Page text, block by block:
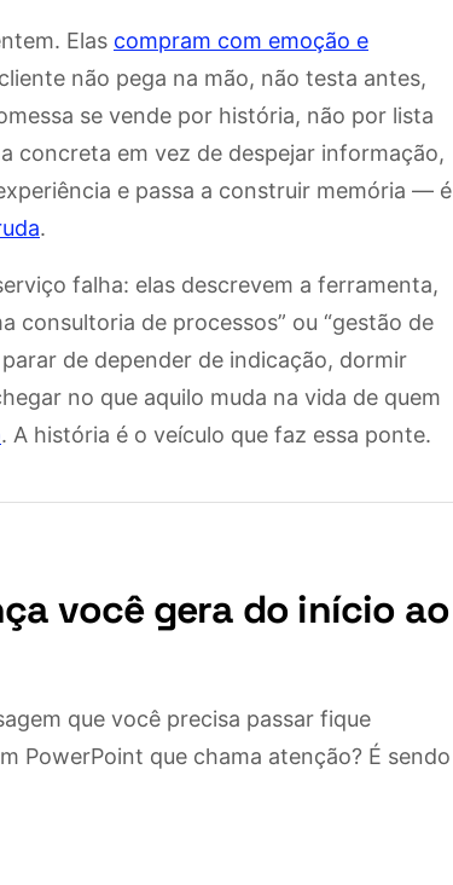
Elas compram com emoção e
não pega na mão, não testa antes,
se vende por história, não por lista
concreta em vez de despejar informação,
e passa a construir memória — é
.
falha: elas descrevem a ferramenta,
consultoria de processos” ou “gestão de
de depender de indicação, dormir
no que aquilo muda na vida de quem
. A história é o veículo que faz essa ponte.
você gera do início ao
que você precisa passar fique
PowerPoint que chama atenção? É sendo